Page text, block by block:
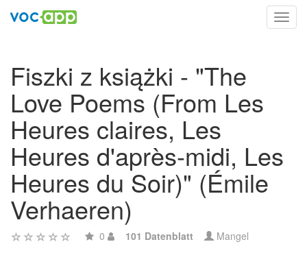
Fiszki z książki - "The
Love Poems (From Les
Heures claires, Les
Heures d'après-midi, Les
Heures du Soir)" (Émile
Verhaeren)
0 101 Datenblatt Mangel